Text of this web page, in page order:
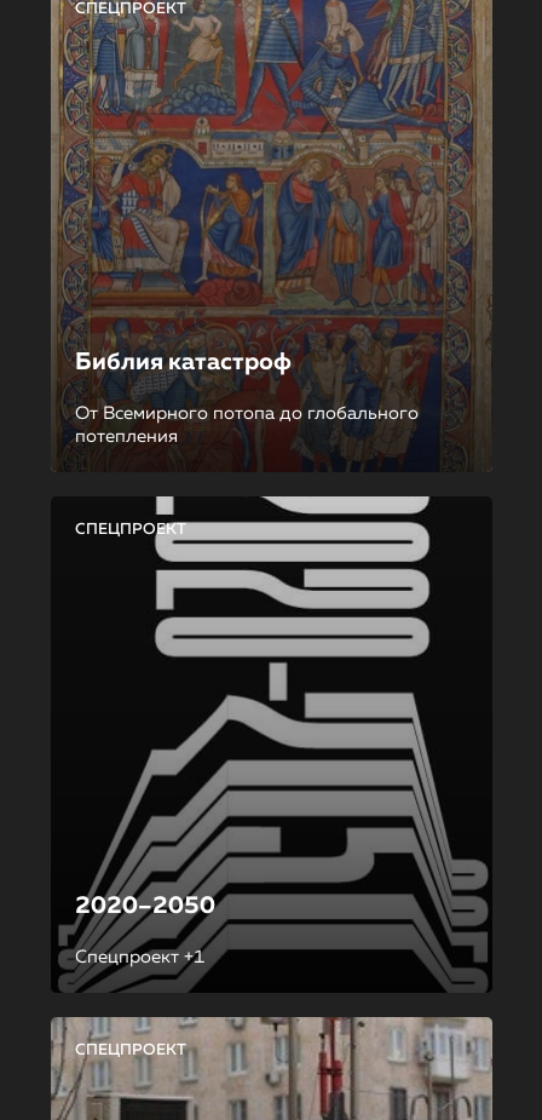
СПЕЦПРОЕКТ
Библия катастроф
От Всемирного потопа до глобального
потепления
СПЕЦПРОЕКТ
2020–2050
Спецпроект +1
СПЕЦПРОЕКТ